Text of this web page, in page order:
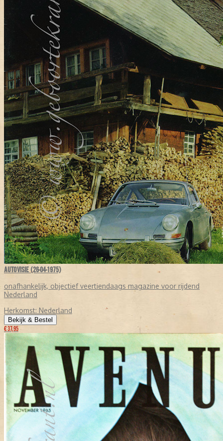
AUTOVISIE (26-04-1975)
onafhankelijk, objectief veertiendaags magazine voor rijdend
Nederland
Herkomst: Nederland
Bekijk & Bestel
€ 37,95